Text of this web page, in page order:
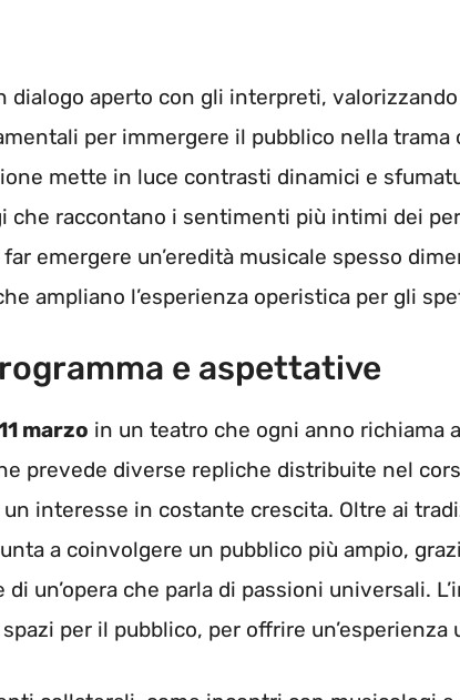
dialogo aperto con gli interpreti,
per immergere il pubblico nella trama
mette in luce contrasti dinamici e
che raccontano i sentimenti più intimi dei
emergere un’eredità musicale spesso
ampliano l’esperienza operistica per gli
e aspettative
marzo in un teatro che ogni anno richiama
prevede diverse repliche distribuite nel
interesse in costante crescita. Oltre ai
a coinvolgere un pubblico più ampio,
un’opera che parla di passioni universali.
per il pubblico, per offrire un’esperienza